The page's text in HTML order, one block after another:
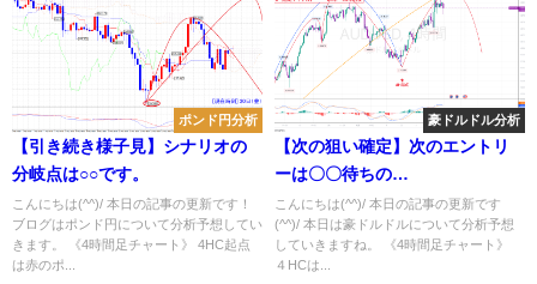
ポンド円分析
【引き続き様子見】シナリオの
分岐点は○○です。
こんにちは(^^)/ 本日の記事の更新です！
ブログはポンド円について分析予想してい
きます。 《4時間足チャート》 4HC起点
は赤のポ...
豪ドルドル分析
【次の狙い確定】次のエントリ
ーは〇〇待ちの…
こんにちは(^^)/ 本日の記事の更新です
(^^)/ 本日は豪ドルドルについて分析予想
していきますね。 《4時間足チャート》
４HCは...